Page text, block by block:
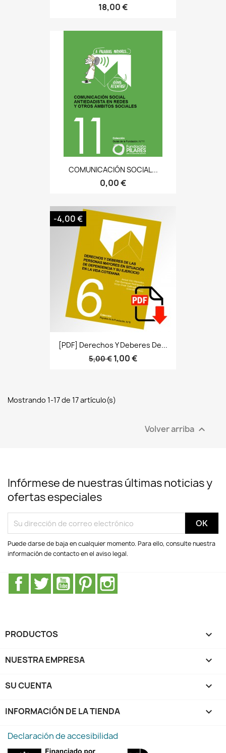
18,00 €
COMUNICACIÓN SOCIAL...
0,00 €
[PDF] Derechos Y Deberes De...
5,00 € 1,00 €
-4,00 €
Mostrando 1-17 de 17 artículo(s)
Volver arriba 
Infórmese de nuestras últimas noticias y
ofertas especiales
Puede darse de baja en cualquier momento. Para ello, consulte nuestra
información de contacto en el aviso legal.
Facebook
Twitter YouTubePinterest
PRODUCTOS 
NUESTRA EMPRESA 
SU CUENTA 
INFORMACIÓN DE LA TIENDA keyboard_arrow_down
Declaración de accesibilidad